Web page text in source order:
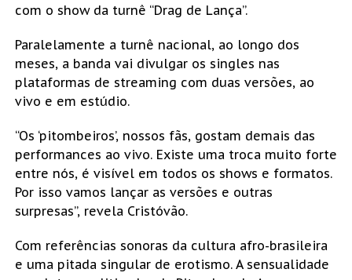
com o show da turnê “Drag de Lança”.
Paralelamente a turnê nacional, ao longo dos
meses, a banda vai divulgar os singles nas
plataformas de streaming com duas versões, ao
vivo e em estúdio.
“Os ‘pitombeiros’, nossos fãs, gostam demais das
performances ao vivo. Existe uma troca muito forte
entre nós, é visível em todos os shows e formatos.
Por isso vamos lançar as versões e outras
surpresas”, revela Cristóvão.
Com referências sonoras da cultura afro-brasileira
e uma pitada singular de erotismo. A sensualidade